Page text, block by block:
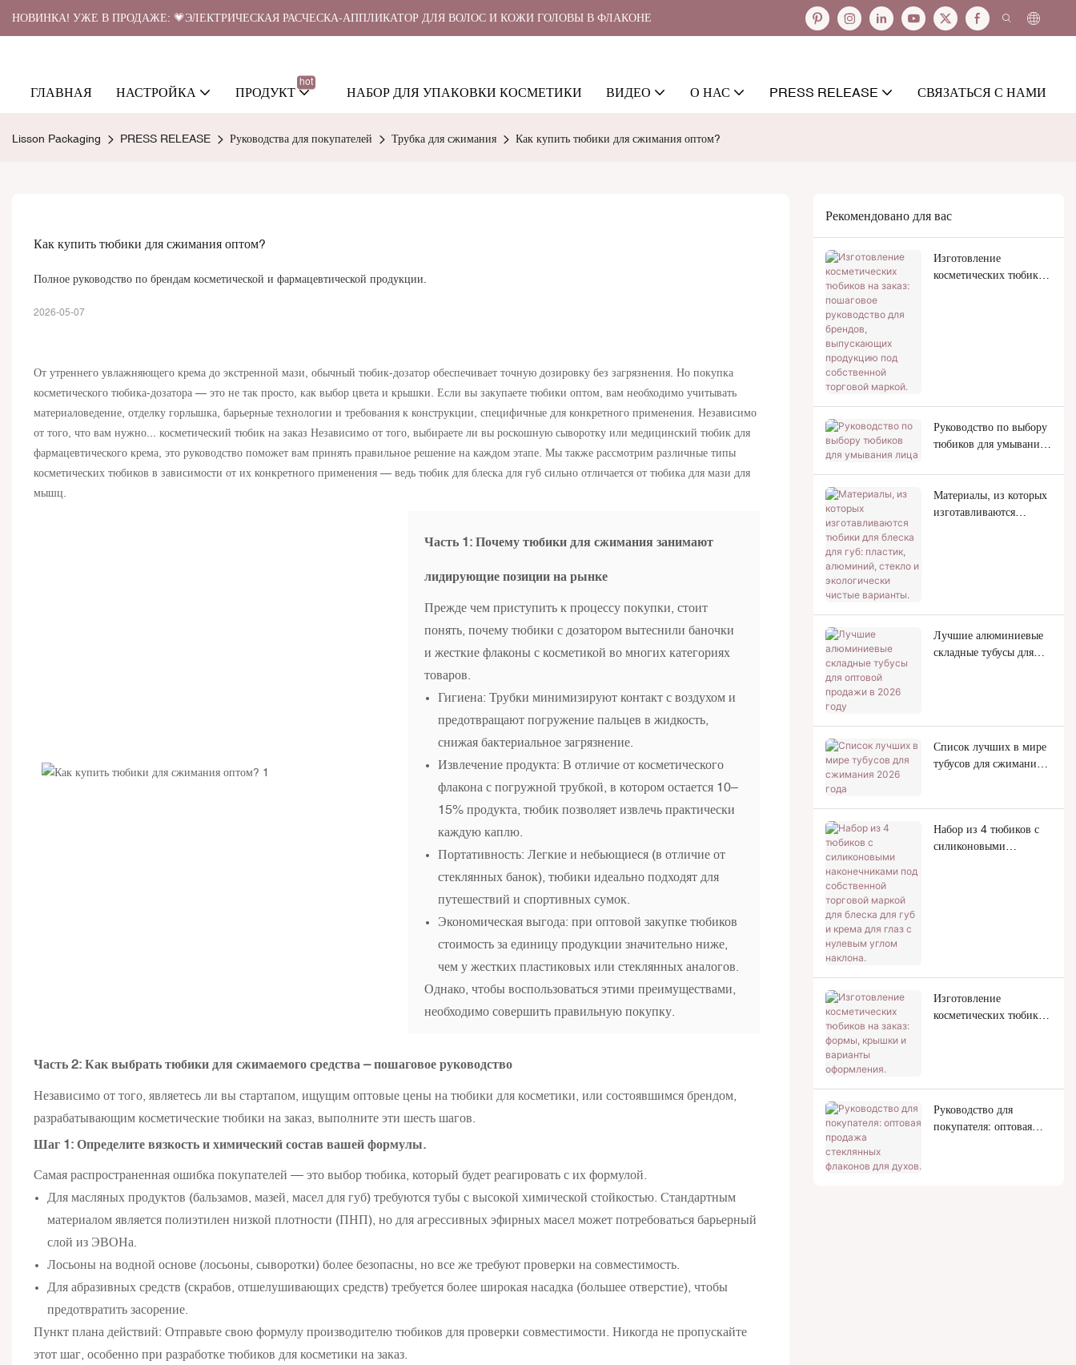
НОВИНКА! УЖЕ В ПРОДАЖЕ: 💗ЭЛЕКТРИЧЕСКАЯ РАСЧЕСКА-АППЛИКАТОР ДЛЯ ВОЛОС И КОЖИ ГОЛОВЫ В ФЛАКОНЕ
ГЛАВНАЯ НАСТРОЙКА ПРОДУКТ
hot
НАБОР ДЛЯ УПАКОВКИ КОСМЕТИКИ ВИДЕО О НАС PRESS RELEASE СВЯЗАТЬСЯ С НАМИ
Lisson Packaging PRESS RELEASE Руководства для покупателей Трубка для сжимания Как купить тюбики для сжимания оптом?
Как купить тюбики для сжимания оптом?
Полное руководство по брендам косметической и фармацевтической продукции.
2026-05-07
От утреннего увлажняющего крема до экстренной мази, обычный тюбик-дозатор обеспечивает точную дозировку без загрязнения. Но покупка
косметического тюбика-дозатора — это не так просто, как выбор цвета и крышки. Если вы закупаете тюбики оптом, вам необходимо учитывать
материаловедение, отделку горлышка, барьерные технологии и требования к конструкции, специфичные для конкретного применения. Независимо
от того, что вам нужно... косметический тюбик на заказ Независимо от того, выбираете ли вы роскошную сыворотку или медицинский тюбик для
фармацевтического крема, это руководство поможет вам принять правильное решение на каждом этапе. Мы также рассмотрим различные типы
косметических тюбиков в зависимости от их конкретного применения — ведь тюбик для блеска для губ сильно отличается от тюбика для мази для
мышц.
Часть 1: Почему тюбики для сжимания занимают
лидирующие позиции на рынке
Прежде чем приступить к процессу покупки, стоит
понять, почему тюбики с дозатором вытеснили баночки
и жесткие флаконы с косметикой во многих категориях
товаров.
Гигиена: Трубки минимизируют контакт с воздухом и
предотвращают погружение пальцев в жидкость,
снижая бактериальное загрязнение.
Извлечение продукта: В отличие от косметического
флакона с погружной трубкой, в котором остается 10–
15% продукта, тюбик позволяет извлечь практически
каждую каплю.
Портативность: Легкие и небьющиеся (в отличие от
стеклянных банок), тюбики идеально подходят для
путешествий и спортивных сумок.
Экономическая выгода: при оптовой закупке тюбиков
стоимость за единицу продукции значительно ниже,
чем у жестких пластиковых или стеклянных аналогов.
Однако, чтобы воспользоваться этими преимуществами,
необходимо совершить правильную покупку.
Часть 2: Как выбрать тюбики для сжимаемого средства – пошаговое руководство
Независимо от того, являетесь ли вы стартапом, ищущим оптовые цены на тюбики для косметики, или состоявшимся брендом,
разрабатывающим косметические тюбики на заказ, выполните эти шесть шагов.
Шаг 1: Определите вязкость и химический состав вашей формулы.
Самая распространенная ошибка покупателей — это выбор тюбика, который будет реагировать с их формулой.
Для масляных продуктов (бальзамов, мазей, масел для губ) требуются тубы с высокой химической стойкостью. Стандартным
материалом является полиэтилен низкой плотности (ПНП), но для агрессивных эфирных масел может потребоваться барьерный
слой из ЭВОНа.
Лосьоны на водной основе (лосьоны, сыворотки) более безопасны, но все же требуют проверки на совместимость.
Для абразивных средств (скрабов, отшелушивающих средств) требуется более широкая насадка (большее отверстие), чтобы
предотвратить засорение.
Пункт плана действий: Отправьте свою формулу производителю тюбиков для проверки совместимости. Никогда не пропускайте
этот шаг, особенно при разработке тюбиков для косметики на заказ.
Рекомендовано для вас
Изготовление
косметических тюбиков
Руководство по выбору
тюбиков для умывания
Материалы, из которых
изготавливаются
Лучшие алюминиевые
складные тубусы для
Список лучших в мире
тубусов для сжимания
Набор из 4 тюбиков с
силиконовыми
Изготовление
косметических тюбиков
Руководство для
покупателя: оптовая